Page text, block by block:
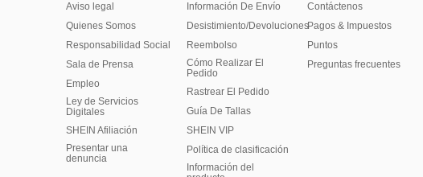
Aviso legal
Quienes Somos
Responsabilidad Social
Sala de Prensa
Empleo
Ley de Servicios
Digitales
SHEIN Afiliación
Presentar una
denuncia
Información De Envío
Desistimiento/Devoluciones
Reembolso
Cómo Realizar El
Pedido
Rastrear El Pedido
Guía De Tallas
SHEIN VIP
Política de clasificación
​Información del
Contáctenos
Pagos & Impuestos
Puntos
Preguntas frecuentes